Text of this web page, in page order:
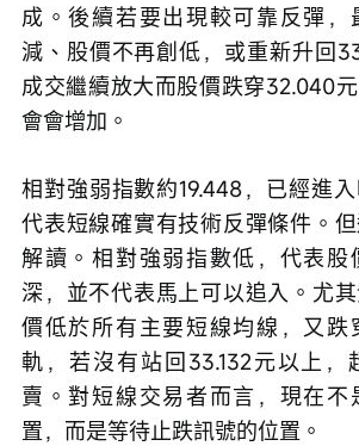
成。後續若要出現較可靠反彈，
減、股價不再創低，或重新升回
成交繼續放大而股價跌穿32.040
會會增加。
相對強弱指數約19.448，已經進
代表短線確實有技術反彈條件。
解讀。相對強弱指數低，代表股
深，並不代表馬上可以追入。尤
價低於所有主要短線均線，又跌
軌，若沒有站回33.132元以上，
賣。對短線交易者而言，現在不
置，而是等待止跌訊號的位置。